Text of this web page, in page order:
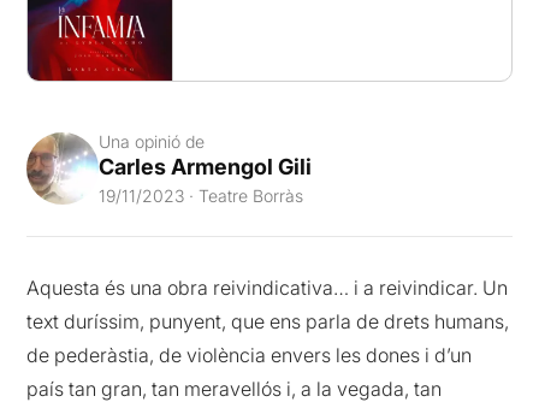
Una opinió de
Carles Armengol Gili
19/11/2023 · Teatre Borràs
Aquesta és una obra reivindicativa… i a reivindicar. Un
text duríssim, punyent, que ens parla de drets humans,
de pederàstia, de violència envers les dones i d’un
país tan gran, tan meravellós i, a la vegada, tan